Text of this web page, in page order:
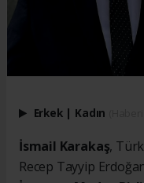
Erkek | Kadın
İsmail Karakaş,
Recep Tayyip